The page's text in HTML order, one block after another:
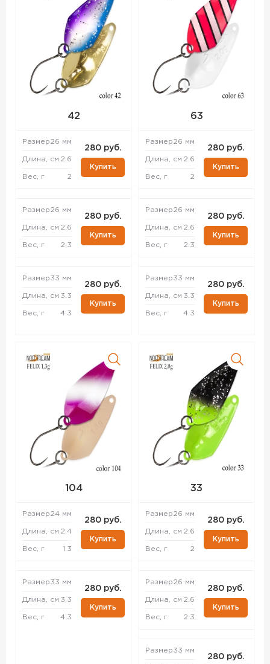
42
Размер26 мм
Длина, см 2.6
Вес, г 2
280 руб.
Купить
Размер26 мм
Длина, см 2.6
Вес, г 2.3
280 руб.
Купить
Размер33 мм
Длина, см 3.3
Вес, г 4.3
280 руб.
Купить
63
Размер26 мм
Длина, см 2.6
Вес, г 2
280 руб.
Купить
Размер26 мм
Длина, см 2.6
Вес, г 2.3
280 руб.
Купить
Размер33 мм
Длина, см 3.3
Вес, г 4.3
280 руб.
Купить
104
Размер24 мм
Длина, см 2.4
Вес, г 1.3
280 руб.
Купить
Размер33 мм
Длина, см 3.3
Вес, г 4.3
280 руб.
Купить
33
Размер26 мм
Длина, см 2.6
Вес, г 2
280 руб.
Купить
Размер26 мм
Длина, см 2.6
Вес, г 2.3
280 руб.
Купить
Размер33 мм
280 руб.